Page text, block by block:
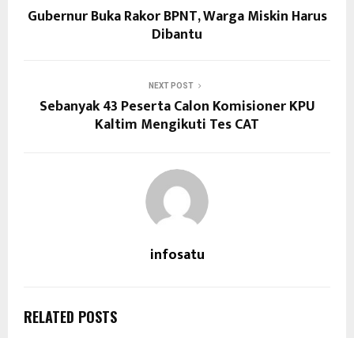
Gubernur Buka Rakor BPNT, Warga Miskin Harus
Dibantu
NEXT POST
Sebanyak 43 Peserta Calon Komisioner KPU
Kaltim Mengikuti Tes CAT
infosatu
RELATED POSTS